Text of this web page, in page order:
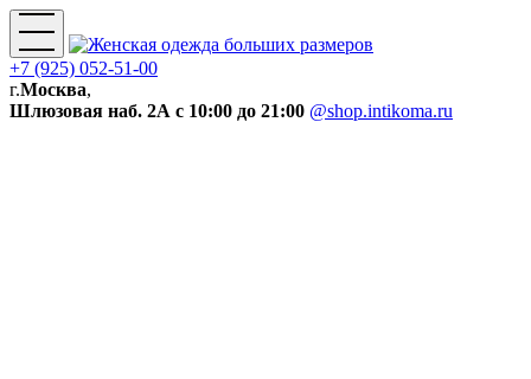
+7 (925) 052-51-00
г.Москва,
Шлюзовая наб. 2А с 10:00 до 21:00 @shop.intikoma.ru